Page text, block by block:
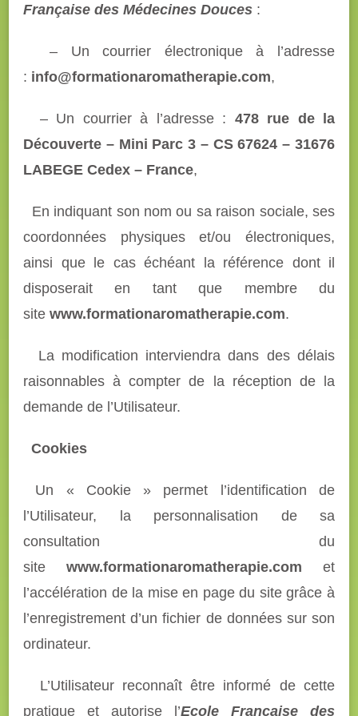
Française des Médecines Douces :
– Un courrier électronique à l’adresse
: info@formationaromatherapie.com,
– Un courrier à l’adresse : 478 rue de la
Découverte – Mini Parc 3 – CS 67624 – 31676
LABEGE Cedex – France,
En indiquant son nom ou sa raison sociale, ses
coordonnées physiques et/ou électroniques,
ainsi que le cas échéant la référence dont il
disposerait en tant que membre du
site www.formationaromatherapie.com.
La modification interviendra dans des délais
raisonnables à compter de la réception de la
demande de l’Utilisateur.
Cookies
Un « Cookie » permet l’identification de
l’Utilisateur, la personnalisation de sa
consultation du
site www.formationaromatherapie.com et
l’accélération de la mise en page du site grâce à
l’enregistrement d’un fichier de données sur son
ordinateur.
L’Utilisateur reconnaît être informé de cette
pratique et autorise l’Ecole Française des